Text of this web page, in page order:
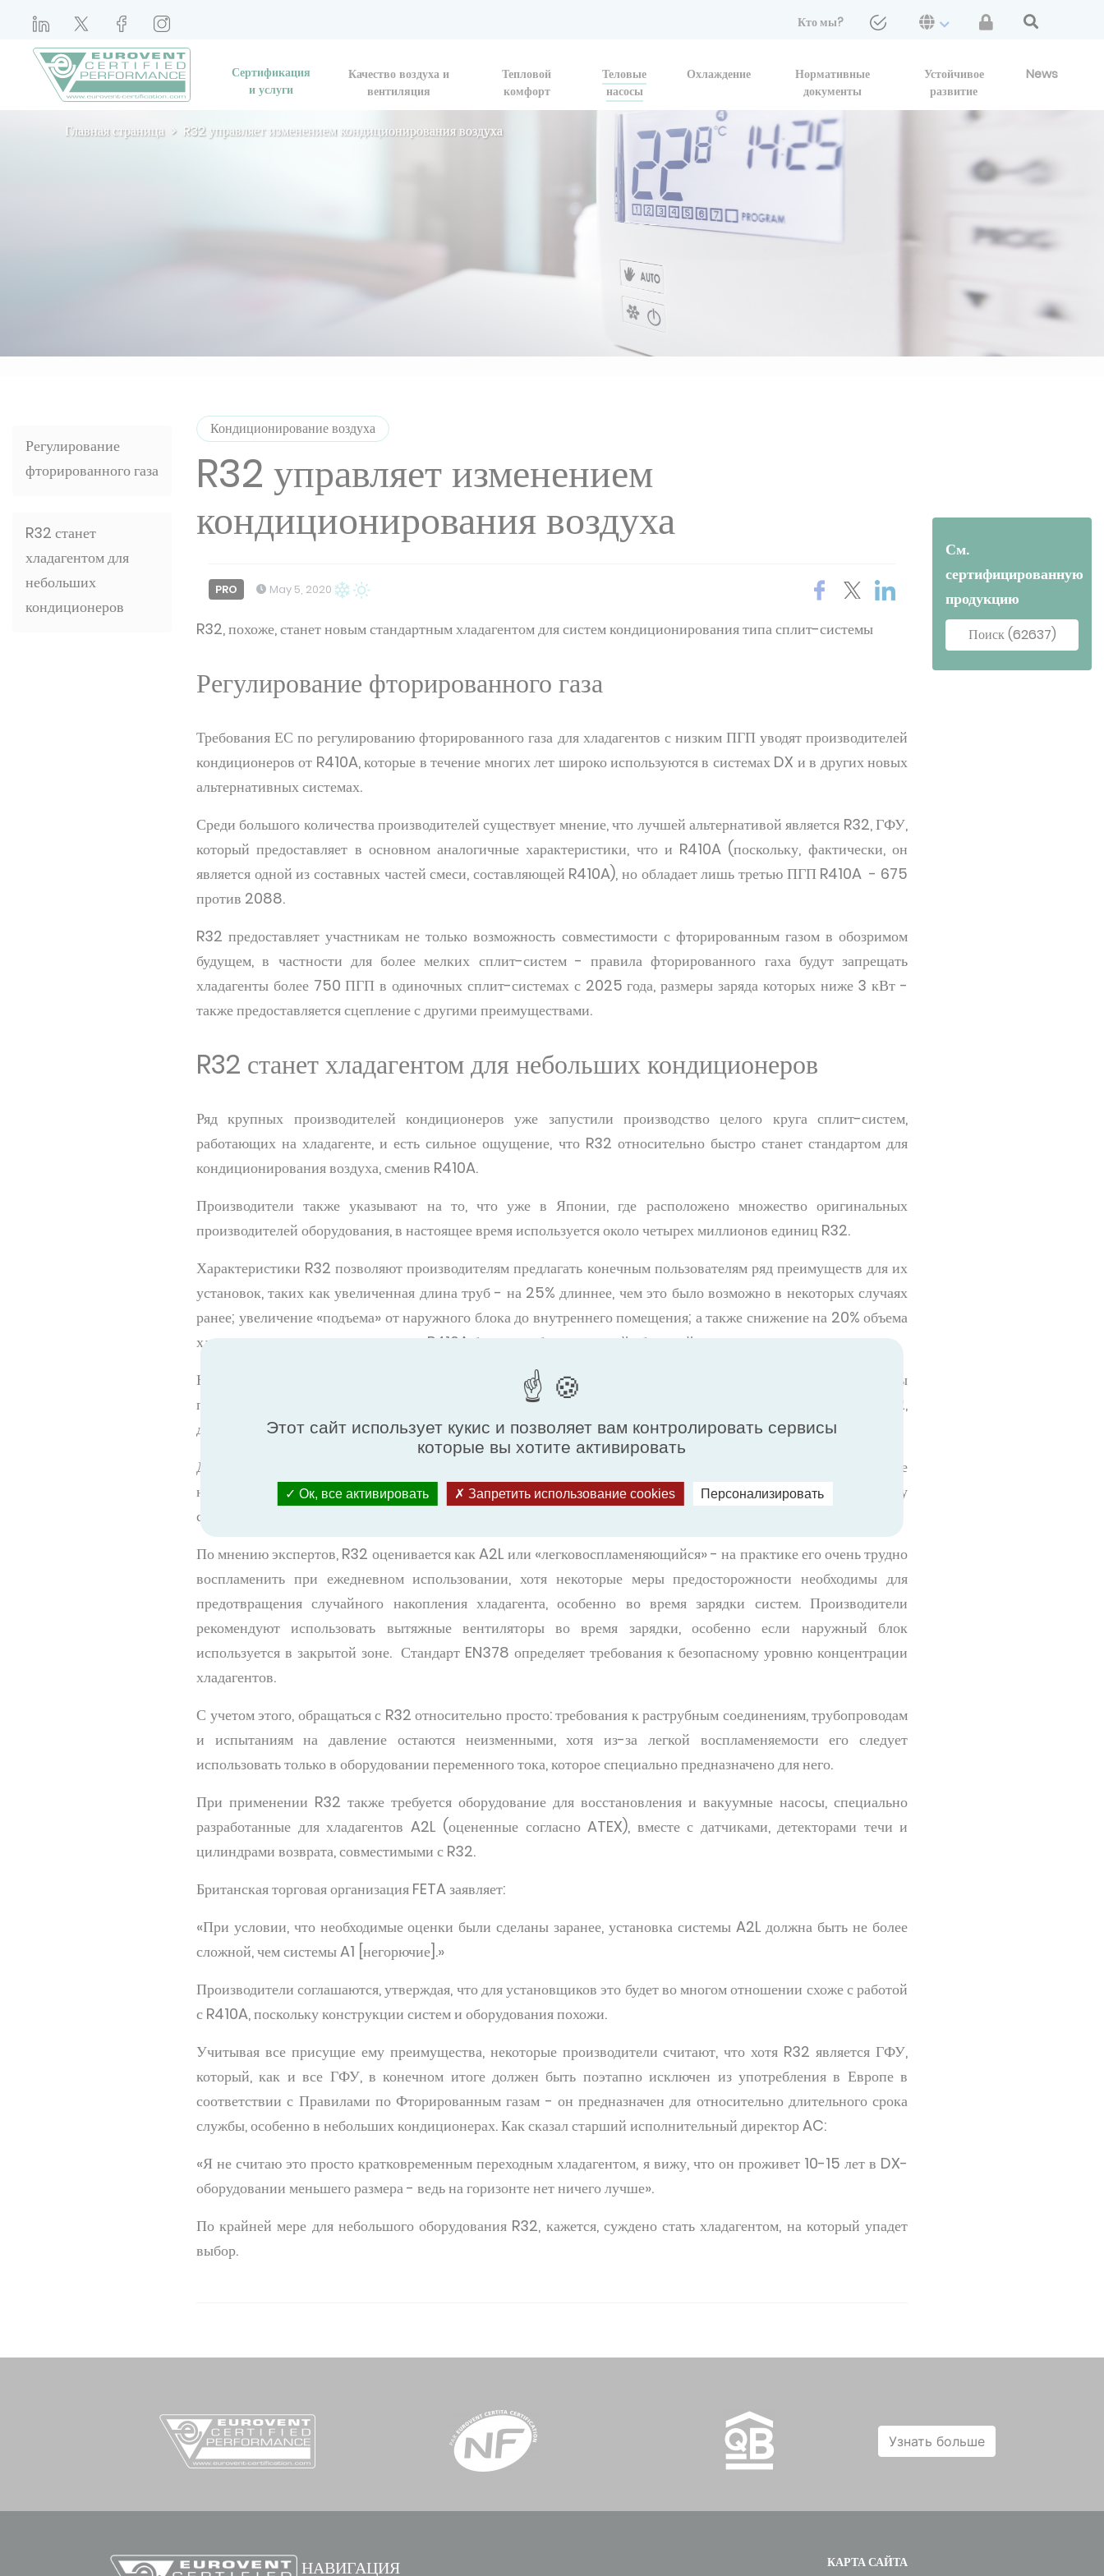
Кто мы?
Сертификация
и услуги
Качество воздуха и
вентиляция
Тепловой
комфорт
Теловые
насосы
Охлаждение
Нормативные
документы
Устойчивое
развитие
News
Главная страница R32 управляет изменением кондиционирования воздуха
Регулирование
фторированного газа
R32 станет
хладагентом для
небольших
кондиционеров
Кондиционирование воздуха
R32 управляет изменением
кондиционирования воздуха
PRO May 5, 2020
R32, похоже, станет новым стандартным хладагентом для систем кондиционирования типа сплит-системы
Регулирование фторированного газа
Требования ЕС по регулированию фторированного газа для хладагентов с низким ПГП уводят производителей
кондиционеров от R410A, которые в течение многих лет широко используются в системах DX и в других новых
альтернативных системах.
Среди большого количества производителей существует мнение, что лучшей альтернативой является R32, ГФУ,
который предоставляет в основном аналогичные характеристики, что и R410A (поскольку, фактически, он
является одной из составных частей смеси, составляющей R410A), но обладает лишь третью ПГП R410A - 675
против 2088.
R32 предоставляет участникам не только возможность совместимости с фторированным газом в обозримом
будущем, в частности для более мелких сплит-систем - правила фторированного гаха будут запрещать
хладагенты более 750 ПГП в одиночных сплит-системах с 2025 года, размеры заряда которых ниже 3 кВт -
также предоставляется сцепление с другими преимуществами.
R32 станет хладагентом для небольших кондиционеров
Ряд крупных производителей кондиционеров уже запустили производство целого круга сплит-систем,
работающих на хладагенте, и есть сильное ощущение, что R32 относительно быстро станет стандартом для
кондиционирования воздуха, сменив R410A.
Производители также указывают на то, что уже в Японии, где расположено множество оригинальных
производителей оборудования, в настоящее время используется около четырех миллионов единиц R32.
Характеристики R32 позволяют производителям предлагать конечным пользователям ряд преимуществ для их
установок, таких как увеличенная длина труб - на 25% длиннее, чем это было возможно в некоторых случаях
ранее; увеличение «подъема» от наружного блока до внутреннего помещения; а также снижение на 20% объема
хладагента системы по сравнению с R410A благодаря более высокой объемной емкости.
Немного повышенное давление и плотность также вносят вклад в общую улучшенную эффективность системы
по сравнению с R410A, а также 10%-ное снижение потребления электроэнергии системой по сравнению с R22,
другим общим хладагентом в более старых системах переменного тока.
Дополнительные преимущества нового хладагента включают повышенную тепловую мощность на более
низких участках; более простое восстановление и повторное использование благодаря однокомпонентному
состоянию; и более легкий ремонт утечки из-за отсутствия скольжения.
По мнению экспертов, R32 оценивается как A2L или «легковоспламеняющийся» - на практике его очень трудно
воспламенить при ежедневном использовании, хотя некоторые меры предосторожности необходимы для
предотвращения случайного накопления хладагента, особенно во время зарядки систем. Производители
рекомендуют использовать вытяжные вентиляторы во время зарядки, особенно если наружный блок
используется в закрытой зоне. Стандарт EN378 определяет требования к безопасному уровню концентрации
хладагентов.
С учетом этого, обращаться с R32 относительно просто: требования к раструбным соединениям, трубопроводам
и испытаниям на давление остаются неизменными, хотя из-за легкой воспламеняемости его следует
использовать только в оборудовании переменного тока, которое специально предназначено для него.
При применении R32 также требуется оборудование для восстановления и вакуумные насосы, специально
разработанные для хладагентов A2L (оцененные согласно ATEX), вместе с датчиками, детекторами течи и
цилиндрами возврата, совместимыми с R32.
Британская торговая организация FETA заявляет:
«При условии, что необходимые оценки были сделаны заранее, установка системы A2L должна быть не более
сложной, чем системы A1 [негорючие].»
Производители соглашаются, утверждая, что для установщиков это будет во многом отношении схоже с работой
с R410A, поскольку конструкции систем и оборудования похожи.
Учитывая все присущие ему преимущества, некоторые производители считают, что хотя R32 является ГФУ,
который, как и все ГФУ, в конечном итоге должен быть поэтапно исключен из употребления в Европе в
соответствии с Правилами по Фторированным газам - он предназначен для относительно длительного срока
службы, особенно в небольших кондиционерах. Как сказал старший исполнительный директор AC:
«Я не считаю это просто кратковременным переходным хладагентом, я вижу, что он проживет 10-15 лет в DX-
оборудовании меньшего размера - ведь на горизонте нет ничего лучше».
По крайней мере для небольшого оборудования R32, кажется, суждено стать хладагентом, на который упадет
выбор.
См.
сертифицированную
продукцию
Поиск (62637)
Узнать больше
НАВИГАЦИЯ КАРТА САЙТА
Этот сайт использует кукис и позволяет вам контролировать сервисы
которые вы хотите активировать
Ок, все активировать Запретить использование cookies Персонализировать